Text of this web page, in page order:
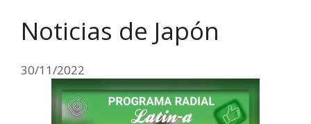
Noticias de Japón
30/11/2022